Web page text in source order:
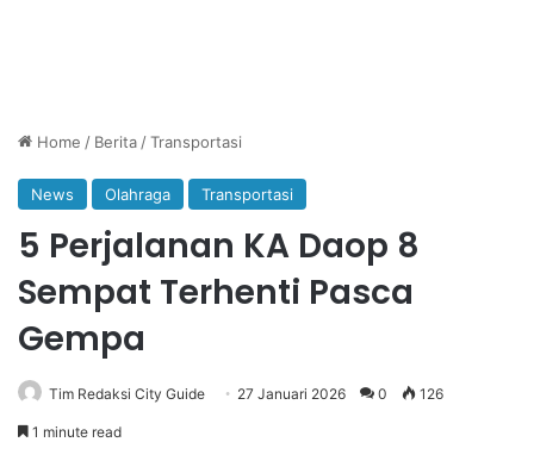
Home / Berita /Transportasi
News Olahraga Transportasi
5 Perjalanan KA Daop 8
Sempat Terhenti Pasca
Gempa
Tim Redaksi City Guide 27 Januari 2026 0 126
1 minute read